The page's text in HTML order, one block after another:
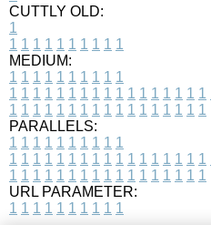
CUTTLY OLD:
1
1 1 1 1 1 1 1 1 1 1
MEDIUM:
1 1 1 1 1 1 1 1 1 1
1 1 1 1 1 1 1 1 1 1 1 1 1 1 1 1 1
1 1 1 1 1 1 1 1 1 1 1 1 1 1 1 1 1
PARALLELS:
1 1 1 1 1 1 1 1 1 1
1 1 1 1 1 1 1 1 1 1 1 1 1 1 1 1 1
1 1 1 1 1 1 1 1 1 1 1 1 1 1 1 1 1
URL PARAMETER:
1 1 1 1 1 1 1 1 1 1